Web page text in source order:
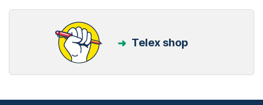
Telex shop